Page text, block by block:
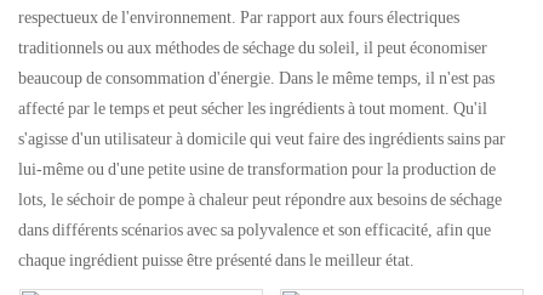
respectueux de l'environnement. Par rapport aux fours électriques
traditionnels ou aux méthodes de séchage du soleil, il peut économiser
beaucoup de consommation d'énergie. Dans le même temps, il n'est pas
affecté par le temps et peut sécher les ingrédients à tout moment. Qu'il
s'agisse d'un utilisateur à domicile qui veut faire des ingrédients sains par
lui-même ou d'une petite usine de transformation pour la production de
lots, le séchoir de pompe à chaleur peut répondre aux besoins de séchage
dans différents scénarios avec sa polyvalence et son efficacité, afin que
chaque ingrédient puisse être présenté dans le meilleur état.